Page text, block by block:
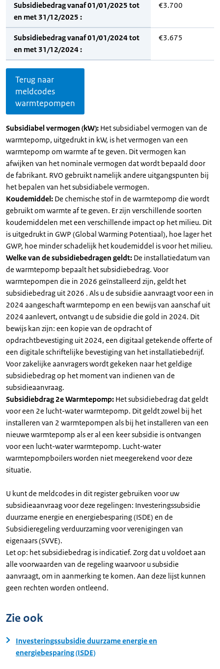
Subsidiebedrag vanaf 01/01/2025 tot
en met 31/12/2025 :
€3.700
Subsidiebedrag vanaf 01/01/2024 tot
en met 31/12/2024 :
€3.675
Terug naar
meldcodes
warmtepompen
Subsidiabel vermogen (kW): Het subsidiabel vermogen van de
warmtepomp, uitgedrukt in kW, is het vermogen van een
warmtepomp om warmte af te geven. Dit vermogen kan
afwijken van het nominale vermogen dat wordt bepaald door
de fabrikant. RVO gebruikt namelijk andere uitgangspunten bij
het bepalen van het subsidiabele vermogen.
Koudemiddel: De chemische stof in de warmtepomp die wordt
gebruikt om warmte af te geven. Er zijn verschillende soorten
koudemiddelen met een verschillende impact op het milieu. Dit
is uitgedrukt in GWP (Global Warming Potentiaal), hoe lager het
GWP, hoe minder schadelijk het koudemiddel is voor het milieu.
Welke van de subsidiebedragen geldt: De installatiedatum van
de warmtepomp bepaalt het subsidiebedrag. Voor
warmtepompen die in 2026 geïnstalleerd zijn, geldt het
subsidiebedrag uit 2026 . Als u de subsidie aanvraagt voor een in
2024 aangeschaft warmtepomp en een bewijs van aanschaf uit
2024 aanlevert, ontvangt u de subsidie die gold in 2024. Dit
bewijs kan zijn: een kopie van de opdracht of
opdrachtbevestiging uit 2024, een digitaal getekende offerte of
een digitale schriftelijke bevestiging van het installatiebedrijf.
Voor zakelijke aanvragers wordt gekeken naar het geldige
subsidiebedrag op het moment van indienen van de
subsidieaanvraag.
Subsidiebdrag 2e Warmtepomp: Het subsidiebedrag dat geldt
voor een 2e lucht-water warmtepomp. Dit geldt zowel bij het
installeren van 2 warmtepompen als bij het installeren van een
nieuwe warmtepomp als er al een keer subsidie is ontvangen
voor een lucht-water warmtepomp. Lucht-water
warmtepompboilers worden niet meegerekend voor deze
situatie.
U kunt de meldcodes in dit register gebruiken voor uw
subsidieaanvraag voor deze regelingen: Investeringssubsidie
duurzame energie en energiebesparing (ISDE) en de
Subsidieregeling verduurzaming voor verenigingen van
eigenaars (SVVE).
Let op: het subsidiebedrag is indicatief. Zorg dat u voldoet aan
alle voorwaarden van de regeling waarvoor u subsidie
aanvraagt, om in aanmerking te komen. Aan deze lijst kunnen
geen rechten worden ontleend.
Zie ook
Investeringssubsidie duurzame energie en
energiebesparing (ISDE)